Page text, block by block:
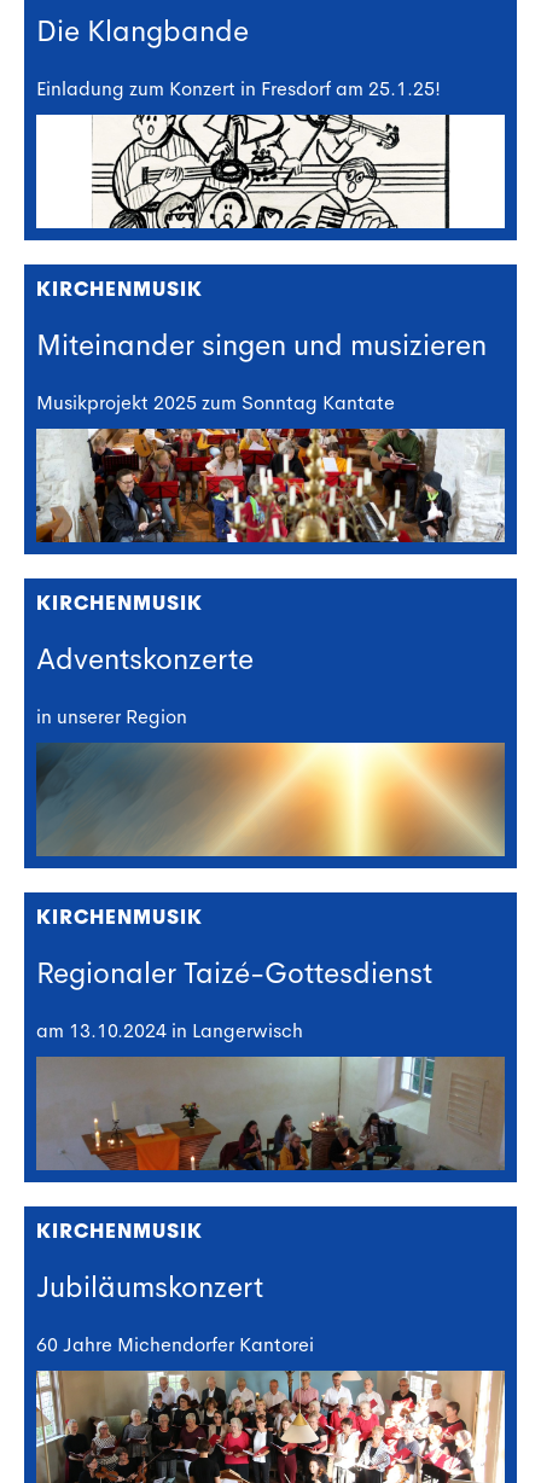
Die Klangbande
Einladung zum Konzert in Fresdorf am 25.1.25!
KIRCHENMUSIK
Miteinander singen und musizieren
Musikprojekt 2025 zum Sonntag Kantate
KIRCHENMUSIK
Adventskonzerte
in unserer Region
KIRCHENMUSIK
Regionaler Taizé-Gottesdienst
am 13.10.2024 in Langerwisch
KIRCHENMUSIK
Jubiläumskonzert
60 Jahre Michendorfer Kantorei